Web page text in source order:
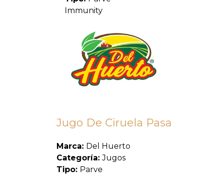
Immunity
Jugo De Ciruela Pasa
Marca: Del Huerto
Categoría:Jugos
Tipo: Parve